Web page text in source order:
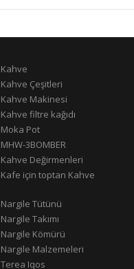
Kahve
Kahve Çeşitleri
Kahve Makinesi
Kahve filtre kağıdı
Moka Pot
MHW-3BOMBER
Kahve Değirmenleri
Kafe için toptan Kahve
Nargile Tütünü
Nargile Takımı
Nargile Kömürü
Nargile Malzemeleri
Terea Iqos